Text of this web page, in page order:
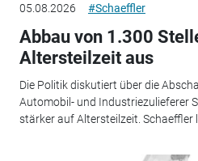
05.08.2026 #Schaeffler
Abbau von 1.300
Altersteilzeit aus
Die Politik diskutiert über die
Automobil- und Industriezulieferer
stärker auf Altersteilzeit. Schaeffler